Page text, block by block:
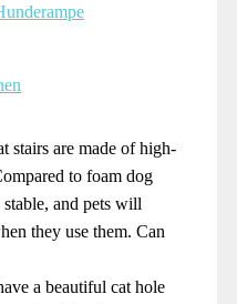
stairs are made of high-
to foam dog
and pets will
they use them. Can
a beautiful cat hole